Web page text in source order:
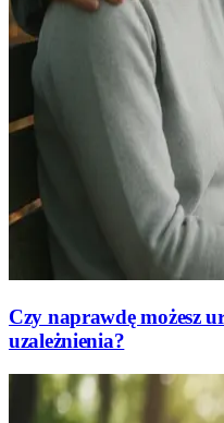
Czy naprawdę możesz
uzależnienia?